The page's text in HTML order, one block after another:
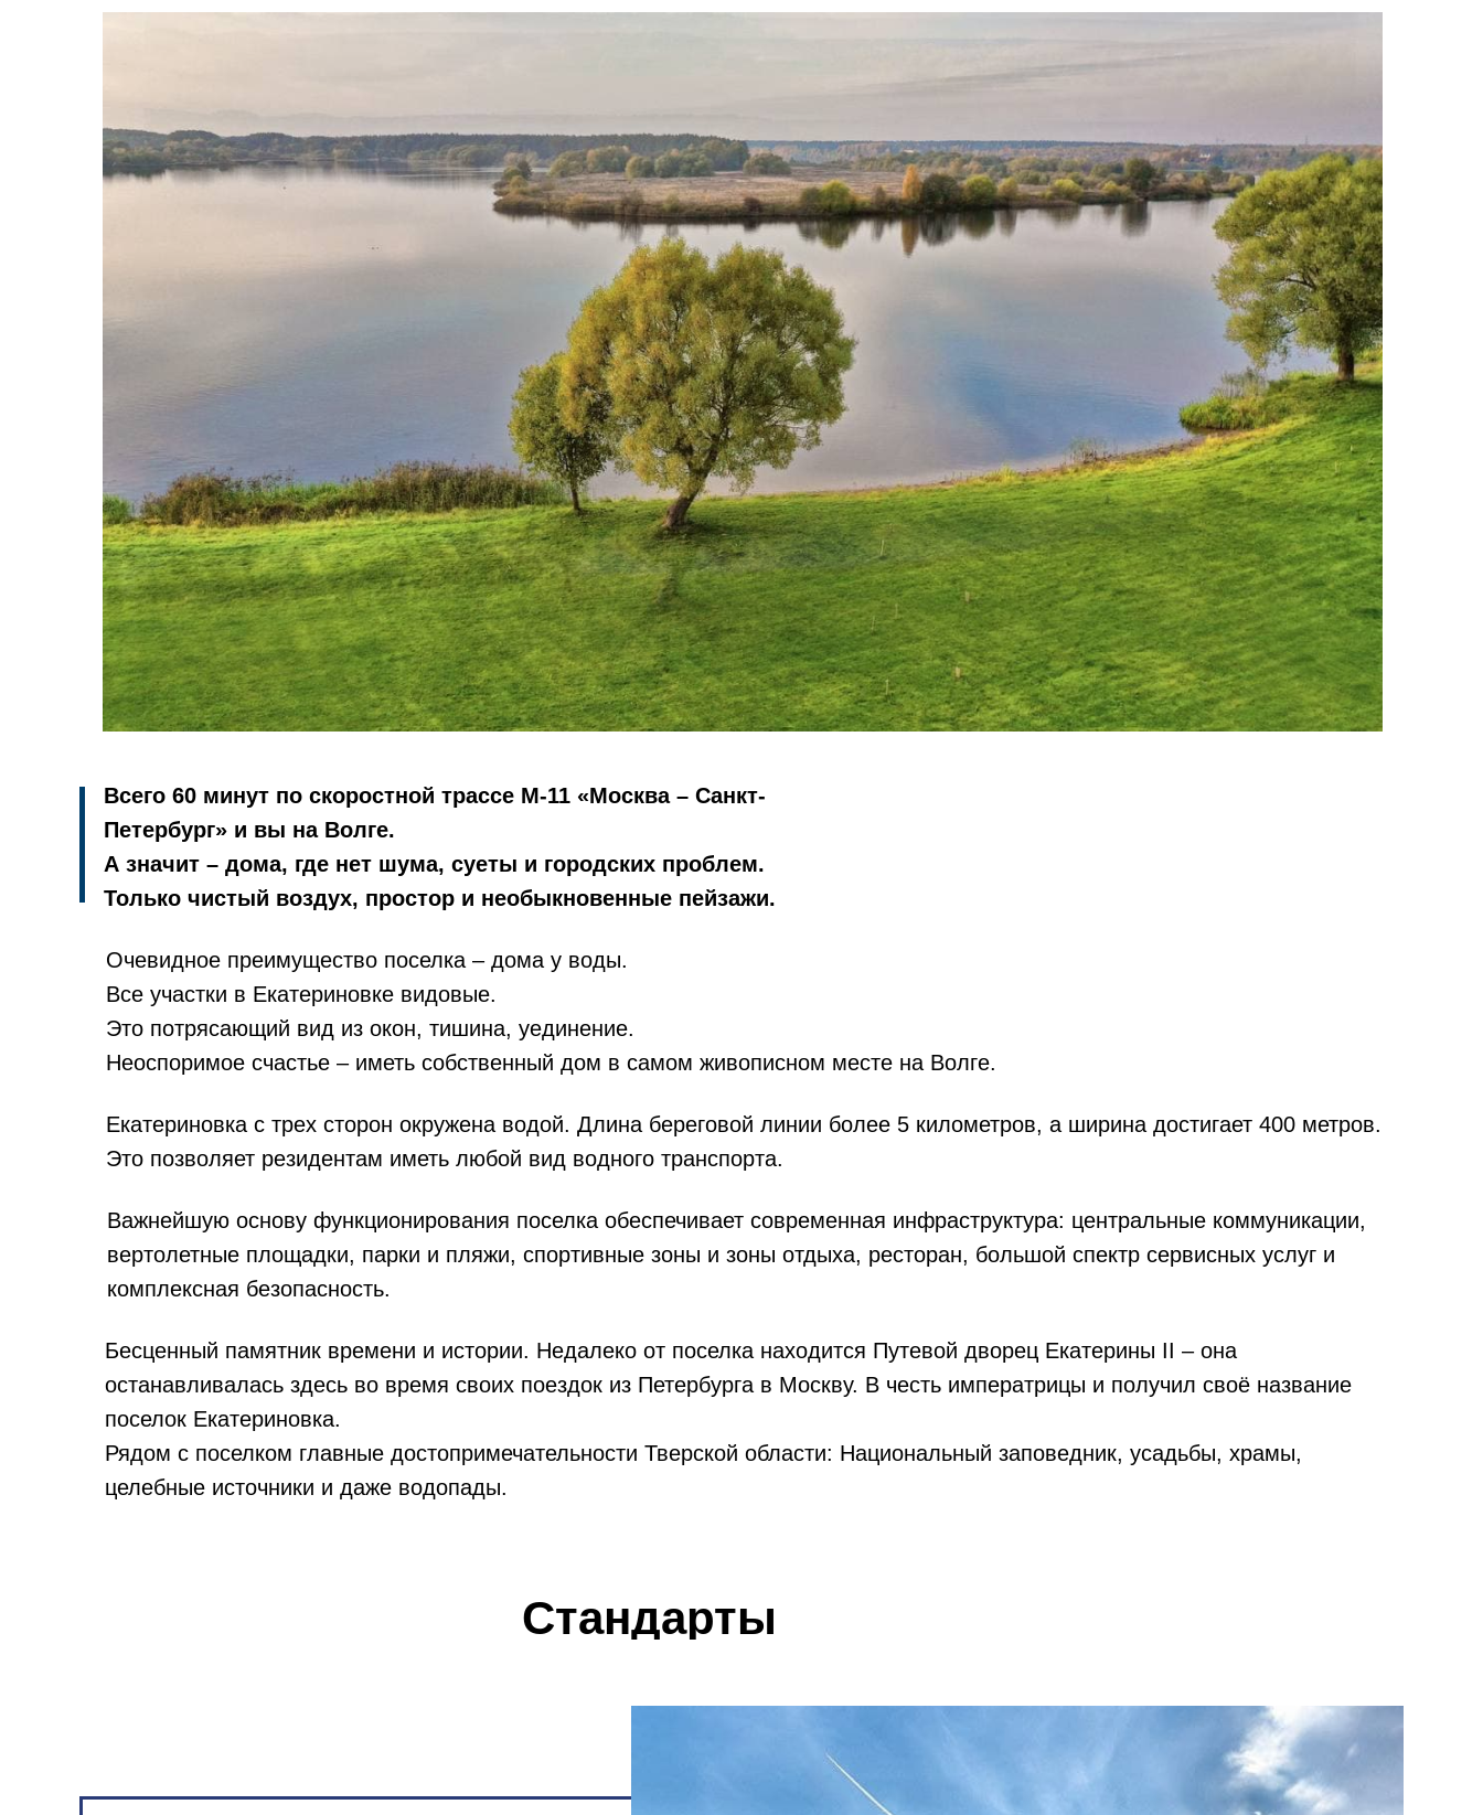
Всего 60 минут по скоростной трассе М-11 «Москва – Санкт-
Петербург» и вы на Волге.
А значит – дома, где нет шума, суеты и городских проблем.
Только чистый воздух, простор и необыкновенные пейзажи.
Очевидное преимущество поселка – дома у воды.
Все участки в Екатериновке видовые.
Это потрясающий вид из окон, тишина, уединение.
Неоспоримое счастье – иметь собственный дом в самом живописном месте на Волге.
Бесценный памятник времени и истории. Недалеко от поселка находится Путевой дворец Екатерины II – она
останавливалась здесь во время своих поездок из Петербурга в Москву. В честь императрицы и получил своё название
поселок Екатериновка.
Рядом с поселком главные достопримечательности Тверской области: Национальный заповедник, усадьбы, храмы,
целебные источники и даже водопады.
Важнейшую основу функционирования поселка обеспечивает современная инфраструктура: центральные коммуникации,
вертолетные площадки, парки и пляжи, спортивные зоны и зоны отдыха, ресторан, большой спектр сервисных услуг и
комплексная безопасность.
Екатериновка с трех сторон окружена водой. Длина береговой линии более 5 километров, а ширина достигает 400 метров.
Это позволяет резидентам иметь любой вид водного транспорта.
Стандарты